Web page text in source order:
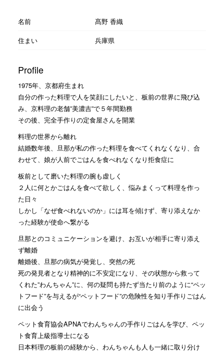
名前
髙野 香織
住まい
兵庫県
Profile
1975年、京都府生まれ
自分の作った料理で人を笑顔にしたいと、板前の世界に飛び込
み、京料理の老舗”美濃吉”で５年間勤務
その後、完全手作りの定食屋さんを開業
料理の世界から離れ
結婚数年後、旦那が私の作った料理を食べてくれなくなり、合
わせて、娘が人前でごはんを食べれなくなり拒食症に
板前として磨いた料理の腕も虚しく
２人に何とかごはんを食べて欲しく、悩みまくって料理を作っ
た日々
しかし「なぜ食べれないのか」には耳を傾けず、寄り添えなか
った経験が使命へ繋がる
旦那とのコミュニケーションを避け、お互いが相手に寄り添え
ず離婚
離婚後、旦那の病気が発覚し、突然の死
死の発見者となり精神的に不安定になり、その状態から救って
くれた”わんちゃん”に、何の疑問も持たず当たり前のように“ペッ
トフード”を与えるが“ペットフード”の危険性を知り手作りごはん
に出会う
ペット食育協会APNAでわんちゃんの手作りごはんを学び、ペッ
ト食育上級指導士になる
日本料理の板前の経験から、わんちゃんも人も一緒に取り分け